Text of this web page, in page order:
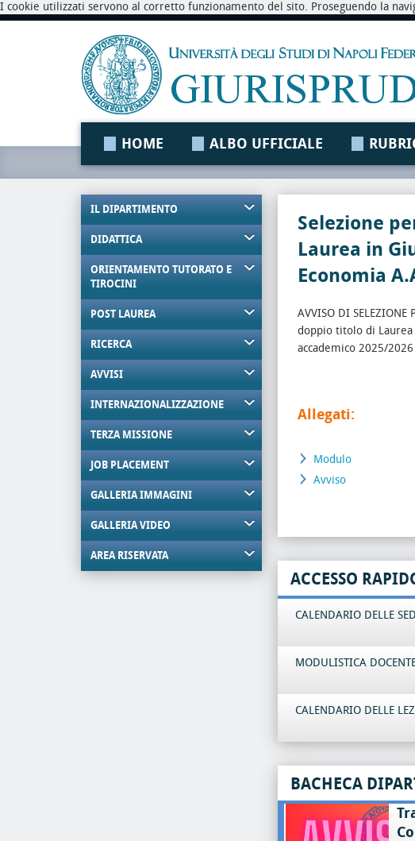
I cookie utilizzati servono al corretto funzionamento del sito. Proseguendo la
HOME ALBO UFFICIALE
IL DIPARTIMENTO
DIDATTICA
ORIENTAMENTO TUTORATO E
TIROCINI
POST LAUREA
RICERCA
AVVISI
INTERNAZIONALIZZAZIONE
TERZA MISSIONE
JOB PLACEMENT
GALLERIA IMMAGINI
GALLERIA VIDEO
AREA RISERVATA
Selezione
Laurea in
Economia
AVVISO DI
doppio titolo di
accademico 2025/2026
Allegati:
Modulo
Avviso
ACCESSO
CALENDARIO DELLE
MODULISTICA
CALENDARIO DELLE
BACHECA